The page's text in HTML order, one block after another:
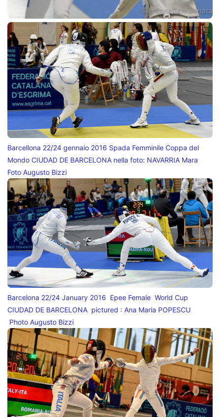
Barcellona 22/24 gennaio 2016 Spada Femminile Coppa del
Mondo CIUDAD DE BARCELONA nella foto: NAVARRIA Mara
Foto Augusto Bizzi
Barcelona 22/24 January 2016 Epee Female World Cup
CIUDAD DE BARCELONA pictured : Ana Maria POPESCU
Photo Augusto Bizzi